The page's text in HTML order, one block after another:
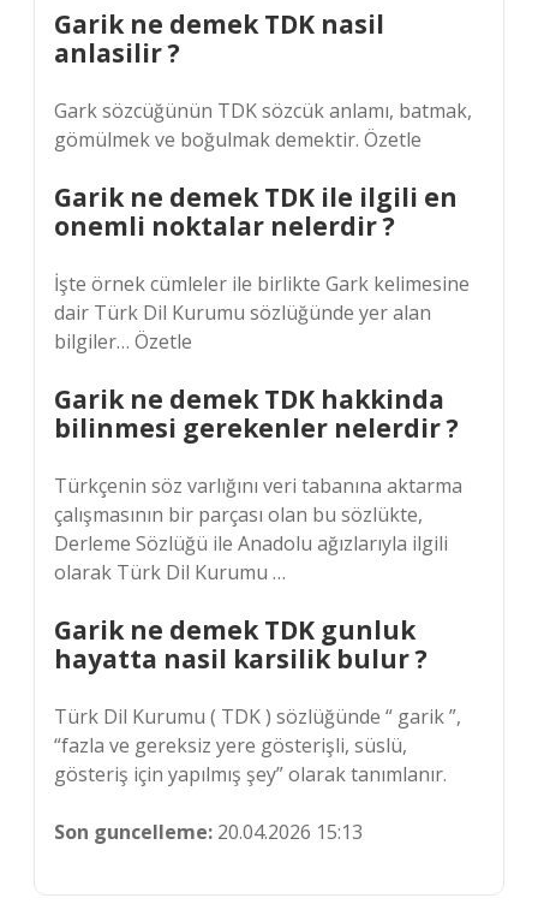
Garik ne demek TDK nasil
anlasilir ?
Gark sözcüğünün TDK sözcük anlamı, batmak,
gömülmek ve boğulmak demektir. Özetle
Garik ne demek TDK ile ilgili en
onemli noktalar nelerdir ?
İşte örnek cümleler ile birlikte Gark kelimesine
dair Türk Dil Kurumu sözlüğünde yer alan
bilgiler… Özetle
Garik ne demek TDK hakkinda
bilinmesi gerekenler nelerdir ?
Türkçenin söz varlığını veri tabanına aktarma
çalışmasının bir parçası olan bu sözlükte,
Derleme Sözlüğü ile Anadolu ağızlarıyla ilgili
olarak Türk Dil Kurumu …
Garik ne demek TDK gunluk
hayatta nasil karsilik bulur ?
Türk Dil Kurumu ( TDK ) sözlüğünde “ garik ”,
“fazla ve gereksiz yere gösterişli, süslü,
gösteriş için yapılmış şey” olarak tanımlanır.
Son guncelleme: 20.04.2026 15:13